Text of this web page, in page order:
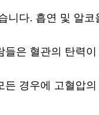
다. 흡연 및 알코
은 혈관의 탄력
경우에 고혈압